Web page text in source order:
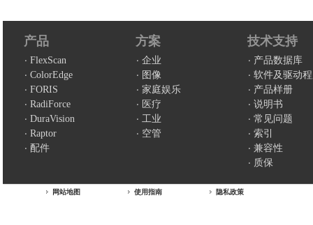
产品
FlexScan
ColorEdge
FORIS
RadiForce
DuraVision
Raptor
配件
方案
企业
图像
家庭娱乐
医疗
工业
空管
技术支持
产品数据库
软件及驱动
产品样册
说明书
常见问题
索引
兼容性
质保
网站地图 使用指南 隐私政策